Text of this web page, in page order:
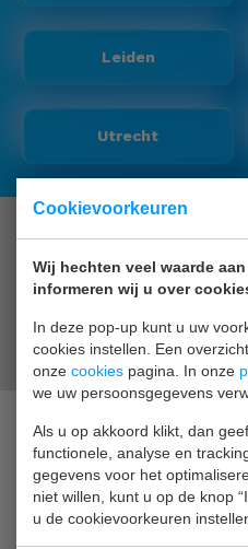
Cookievoorkeuren
Wij hechten veel waarde
informeren wij u over
In deze pop-up kunt u uw
cookies instellen. Een
onze cookies pagina. In onze
we uw persoonsgegevens
Als u op akkoord klikt, dan
functionele, analyse en
gegevens voor het
niet willen, kunt u op de knop
u de cookievoorkeuren
Leiden
Utrecht
klik daar op de
Cookie-
Persvraag?
De Waag geeft graag